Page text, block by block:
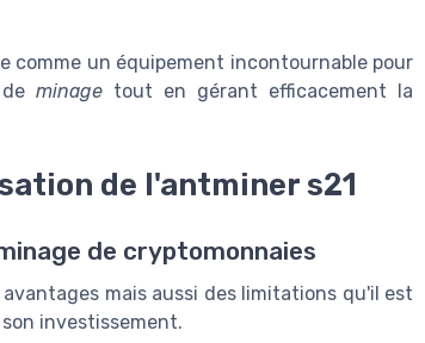
comme un équipement incontournable pour
minagetout en gérant efficacement la
de l'antminer s21
de cryptomonnaies
mais aussi des limitations qu'il est
investissement.